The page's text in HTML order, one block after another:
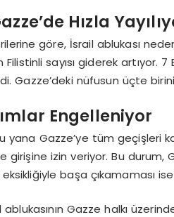
Hızla
göre, İsrail ablukası
sayısı giderek artıyor.
Gazze’deki nüfusun üçte
Engelleniyor
yana Gazze’ye tüm geçişleri
izin veriyor. Bu durum,
başa çıkamaması ise
Gazze halkı